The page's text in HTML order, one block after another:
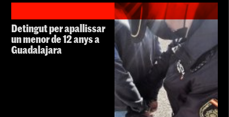
Detingut per apallissar
un menor de 12 anys a
Guadalajara